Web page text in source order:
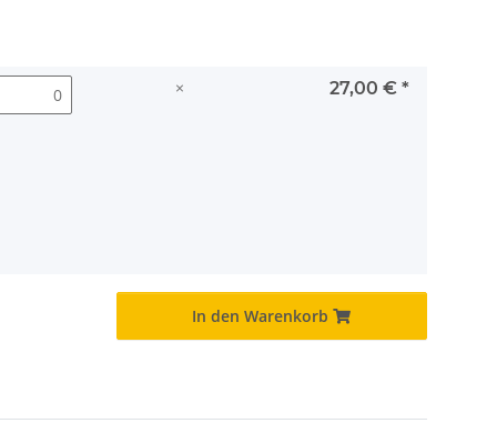
× 27,00 € *
In den Warenkorb